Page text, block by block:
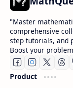
"Master
comprehensive
step tutorials, and
Boost your
Product